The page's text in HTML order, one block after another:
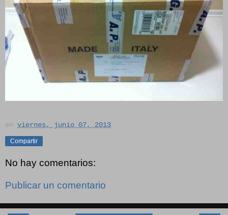
en viernes, junio 07, 2013
Compartir
No hay comentarios:
Publicar un comentario